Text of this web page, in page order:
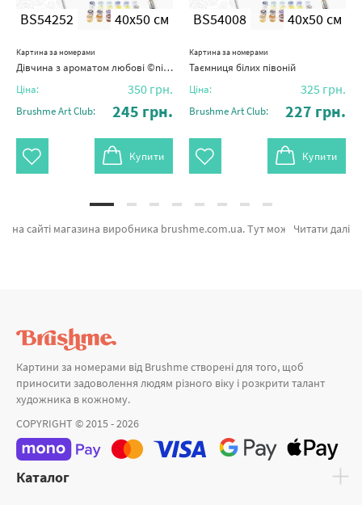
BS54252 40x50 см
Картина за номерами
Дівчина з ароматом любові ©nila_art_art
Ціна: 350 грн.
Brushme Art Club: 245 грн.
Купити
BS54008 40x50 см
Картина за номерами
Таємниця білих півоній
Ціна: 325 грн.
Brushme Art Club: 227 грн.
Купити
Читати далі
на сайті магазина виробника brushme.com.ua. Тут можна легко замовити Картина за номерами Пара под красным зонтом від виробника с світовим іменем Brushme який порадує ціновою політикою. Будь-який товар з лінійки «» підтверджений довірою покупців та спеціалістів. Адреналін кохання, Краса в деталях и Піаністка а также широкий вибір позицій за кращими цінами. Оформлюючи замовлення Полотно 25х35 та картина за номерами малювати, швидка доставка Кропивницький або будь-яку область. Новинки або картини за номерами репродукції оформляйте замовлення прямо зараз!
Картини за номерами від Brushme створені для того, щоб
приносити задоволення людям різного віку і розкрити талант
художника в кожному.
COPYRIGHT © 2015 - 2026
Каталог